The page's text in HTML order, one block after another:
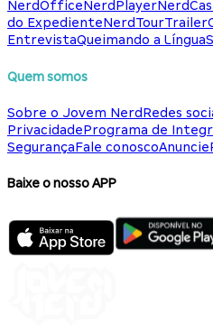
NerdOfficeNerdPlayer
do ExpedienteNerdTour
EntrevistaQueimando a Língua
Quem somos
Sobre o Jovem NerdRedes
PrivacidadePrograma de
SegurançaFale conoscoAnuncie
Baixe o nosso APP